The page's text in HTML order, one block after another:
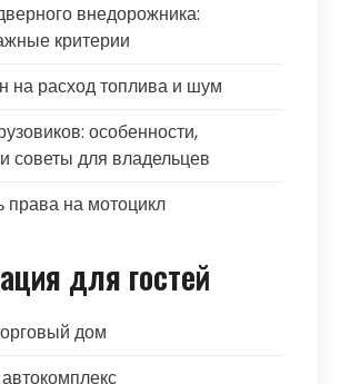
внедорожника:
критерии
на расход топлива и шум
особенности,
советы для владельцев
права на мотоцикл
для гостей
дом